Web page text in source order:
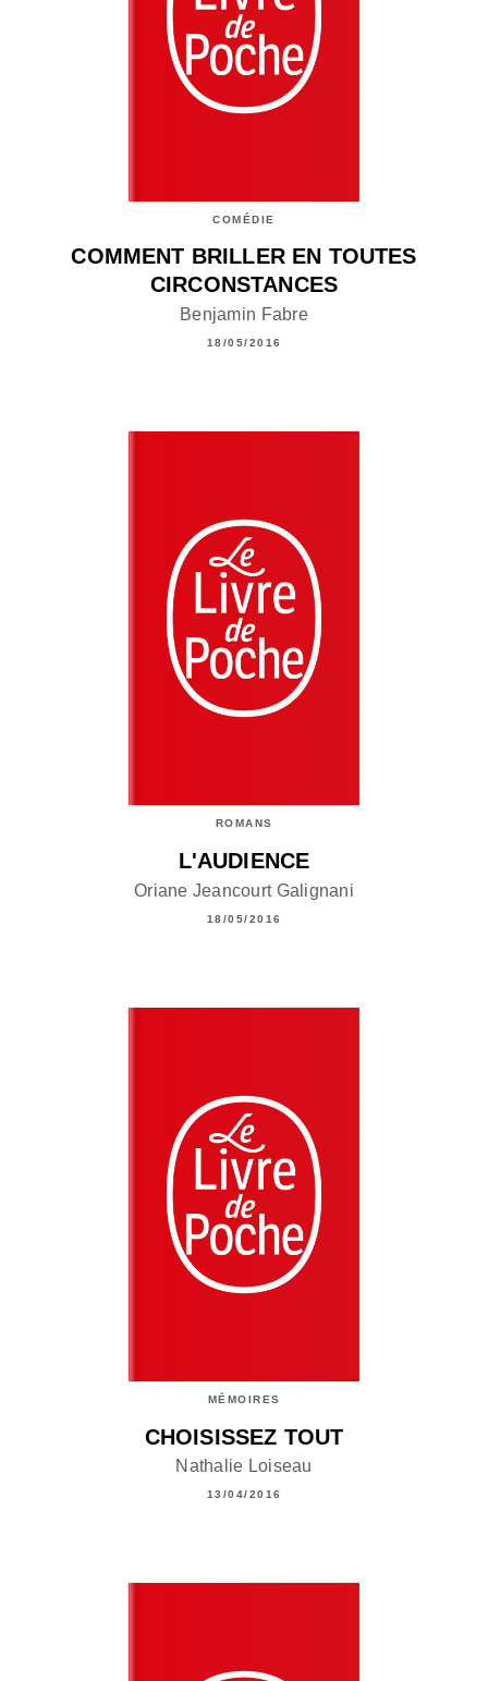
COMÉDIE
COMMENT BRILLER EN TOUTES
CIRCONSTANCES
Benjamin Fabre
18/05/2016
ROMANS
L'AUDIENCE
Oriane Jeancourt Galignani
18/05/2016
MÉMOIRES
CHOISISSEZ TOUT
Nathalie Loiseau
13/04/2016